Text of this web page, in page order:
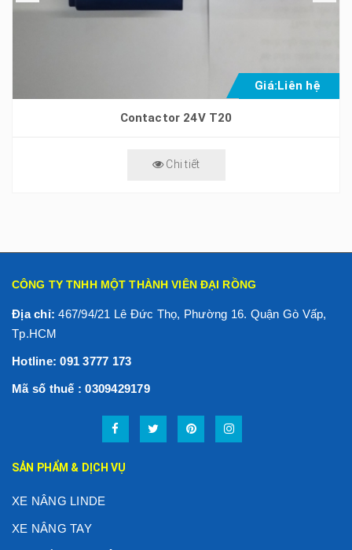
Giá:Liên hệ
Contactor 24V T20
Chi tiết
CÔNG TY TNHH MỘT THÀNH VIÊN ĐẠI RỒNG
Địa chỉ:467/94/21 Lê Đức Thọ, Phường 16. Quận Gò Vấp,
Tp.HCM
Hotline: 091 3777 173
Mã số thuế : 0309429179
SẢN PHẨM & DỊCH VỤ
XE NÂNG LINDE
XE NÂNG TAY